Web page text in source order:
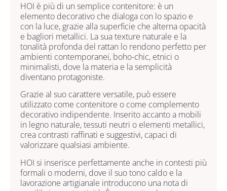
HOI è più di un semplice contenitore: è un
elemento decorativo che dialoga con lo spazio e
con la luce, grazie alla superficie che alterna opacità
e bagliori metallici. La sua texture naturale e la
tonalità profonda del rattan lo rendono perfetto per
ambienti contemporanei, boho-chic, etnici o
minimalisti, dove la materia e la semplicità
diventano protagoniste.
Grazie al suo carattere versatile, può essere
utilizzato come contenitore o come complemento
decorativo indipendente. Inserito accanto a mobili
in legno naturale, tessuti neutri o elementi metallici,
crea contrasti raffinati e suggestivi, capaci di
valorizzare qualsiasi ambiente.
HOI si inserisce perfettamente anche in contesti più
formali o moderni, dove il suo tono caldo e la
lavorazione artigianale introducono una nota di